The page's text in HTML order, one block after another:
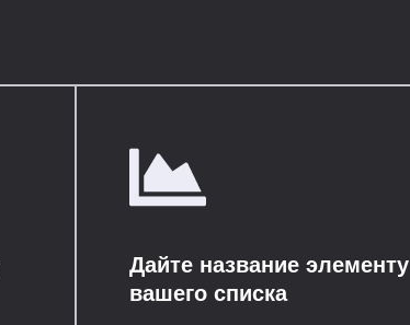
Дайте название элементу
вашего списка